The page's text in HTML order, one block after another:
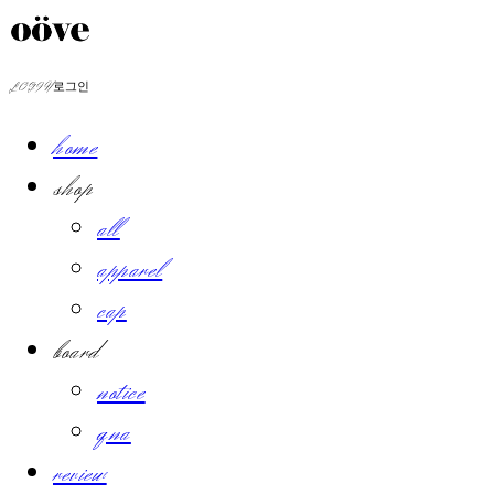
LOG IN로그인
home
shop
all
apparel
cap
board
notice
qna
review